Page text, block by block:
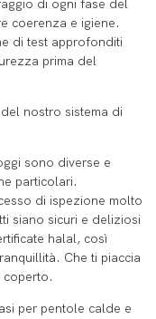
di ogni fase del
coerenza e igiene.
di test approfonditi
prima del
sono diverse e
particolari.
di ispezione molto
siano sicuri e deliziosi
halal, così
Che ti piaccia
coperto.
per pentole calde e